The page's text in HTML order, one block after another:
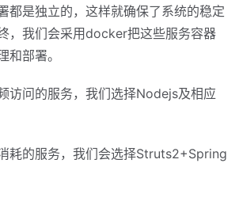
都是独立的，这样就确保了系统的稳定
，我们会采用docker把这些服务容器
和部署。
访问的服务，我们选择Nodejs及相应
耗的服务，我们会选择Struts2+Spring